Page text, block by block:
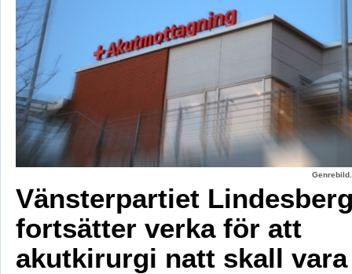
Vänsterpartiet
fortsätter verka för att
akutkirurgi natt skall